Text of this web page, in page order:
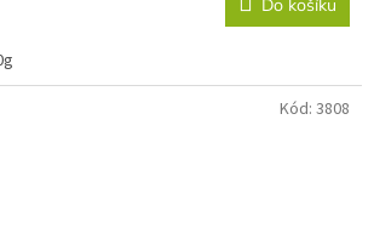
Do košíku
Kód: 3808